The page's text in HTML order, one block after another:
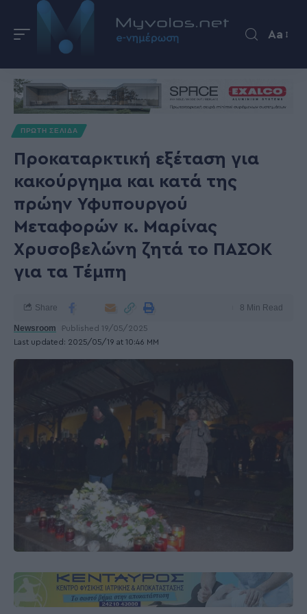
Aa
ΠΡΩΤΗ ΣΕΛΙΔΑ
Προκαταρκτική εξέταση για
κακούργημα και κατά της
πρώην Υφυπουργού
Μεταφορών κ. Μαρίνας
Χρυσοβελώνη ζητά το ΠΑΣΟΚ
για τα Τέμπη
Last updated: 2025/05/19 at 10:46 ΜΜ
Newsroom Published 19/05/2025
Share 8 Min Read